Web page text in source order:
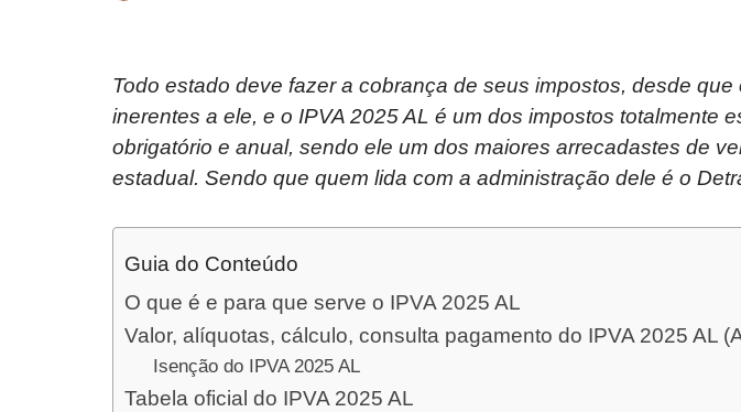
Todo estado deve fazer a cobrança de seus impostos, desde que
inerentes a ele, e o IPVA 2025 AL é um dos impostos totalmente
obrigatório e anual, sendo ele um dos maiores arrecadastes de
estadual. Sendo que quem lida com a administração dele é o
Guia do Conteúdo
O que é e para que serve o IPVA 2025 AL
Valor, alíquotas, cálculo, consulta pagamento do IPVA 2025 AL
Isenção do IPVA 2025 AL
Tabela oficial do IPVA 2025 AL